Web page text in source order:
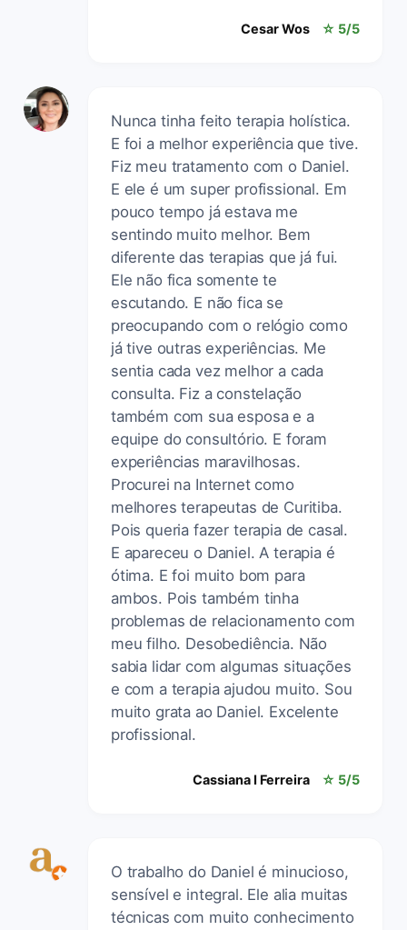
Cesar Wos ☆ 5/5
Nunca tinha feito terapia holística.
E foi a melhor experiência que tive.
Fiz meu tratamento com o Daniel.
E ele é um super profissional. Em
pouco tempo já estava me
sentindo muito melhor. Bem
diferente das terapias que já fui.
Ele não fica somente te
escutando. E não fica se
preocupando com o relógio como
já tive outras experiências. Me
sentia cada vez melhor a cada
consulta. Fiz a constelação
também com sua esposa e a
equipe do consultório. E foram
experiências maravilhosas.
Procurei na Internet como
melhores terapeutas de Curitiba.
Pois queria fazer terapia de casal.
E apareceu o Daniel. A terapia é
ótima. E foi muito bom para
ambos. Pois também tinha
problemas de relacionamento com
meu filho. Desobediência. Não
sabia lidar com algumas situações
e com a terapia ajudou muito. Sou
muito grata ao Daniel. Excelente
profissional.
Cassiana I Ferreira ☆ 5/5
O trabalho do Daniel é minucioso,
sensível e integral. Ele alia muitas
técnicas com muito conhecimento